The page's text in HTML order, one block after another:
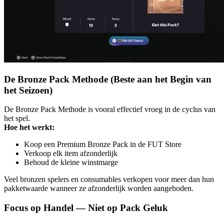
De Bronze Pack Methode (Beste aan het Begin van
het Seizoen)
De Bronze Pack Methode is vooral effectief vroeg in de cyclus van
het spel.
Hoe het werkt:
Koop een Premium Bronze Pack in de FUT Store
Verkoop elk item afzonderlijk
Behoud de kleine winstmarge
Veel bronzen spelers en consumables verkopen voor meer dan hun
pakketwaarde wanneer ze afzonderlijk worden aangeboden.
Focus op Handel — Niet op Pack Geluk